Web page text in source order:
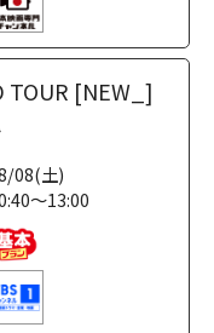
TOUR [NEW_]
08(土)
～13:00